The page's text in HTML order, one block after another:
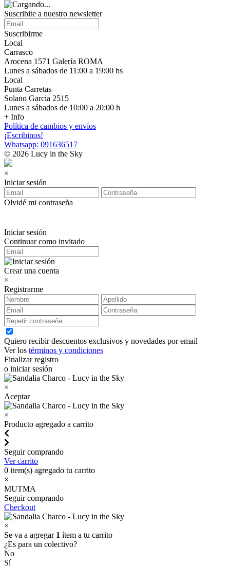
Suscribite a nuestro newsletter
Suscribirme
Local
Carrasco
Arocena 1571 Galería ROMA
Lunes a sábados de 11:00 a 19:00 hs
Local
Punta Carretas
Solano Garcia 2515
Lunes a sábados de 10:00 a 20:00 h
+ Info
Política de cambios y envíos
¡Escribinos!
Whatsapp: 091636517
© 2026 Lucy in the Sky
×
Iniciar sesión
Olvidé mi contraseña
Iniciar sesión
Continuar como invitado
Crear una cuenta
×
Registrarme
Quiero recibir descuentos exclusivos y novedades por email
Ver los términos y condiciones
Finalizar registro
o iniciar sesión
×
Aceptar
×
Producto agregado a carrito
Seguir comprando
Ver carrito
0 item(s) agregado tu carrito
×
MUTMA
Seguir comprando
Checkout
×
Se va a agregar 1 ítem a tu carrito
¿Es para un colectivo?
No
Sí